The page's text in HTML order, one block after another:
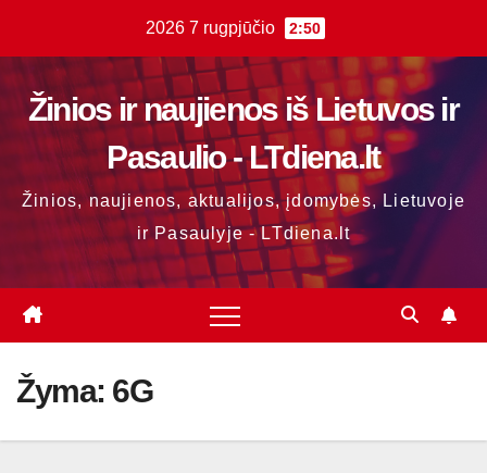
content
2026 7 rugpjūčio 2:50
Žinios ir naujienos iš Lietuvos ir
Pasaulio - LTdiena.lt
Žinios, naujienos, aktualijos, įdomybės, Lietuvoje
ir Pasaulyje - LTdiena.lt
Žyma: 6G